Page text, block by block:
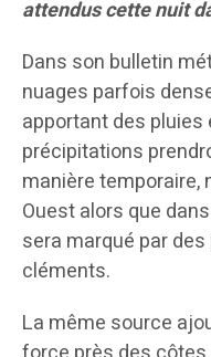
attendus cette nuit
Dans son bulletin
nuages parfois
apportant des
précipitations
manière temporaire,
Ouest alors que
sera marqué par
cléments.
La même source